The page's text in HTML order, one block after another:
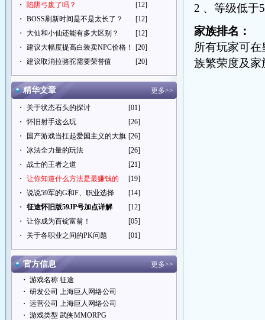
・
陷阱弓废了吗？
[12]
・
BOSS刷新时间是不是太长了？
[12]
・
大仙和小仙还能有多大区别？
[12]
・
建议大幅度提高白装卖NPC价格！
[20]
・
建议取消拉骆驼需要荣誉值 [20]
精华文章 更多>>
・ 关于状态石头的探讨
[01]
・
怀旧射手这么玩
[26]
・
国产游戏当扛起爱国主义的大旗 [26]
・
冰法全力量的玩法
[26]
・
战士的王者之道
[21]
・
让你知道什么方法是最赚钱的
[19]
・
说说59军的G和F、职业选择
[14]
・
征途怀旧版59JP号加点详解
[12]
・
让你成为百锭富翁！
[05]
・
关于各职业之间的PK问题 [01]
官方信息
更多>>
・ 游戏名称 征途
・ 研发公司 上海巨人网络公司
・ 运营公司 上海巨人网络公司
・ 游戏类型 武侠MMORPG
2 、等级低于
家族排名：
所有玩家可在
族繁荣度及